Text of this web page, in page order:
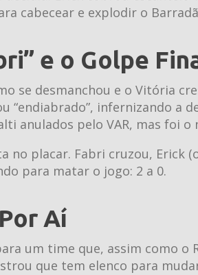
cabecear e explodir o
e o Golpe
se desmanchou e o Vitória
“endiabrado”, infernizando a
anulados pelo VAR, mas foi o
no placar. Fabri cruzou, Erick
para matar o jogo: 2 a 0.
Aí
um time que, assim como o
que tem elenco para